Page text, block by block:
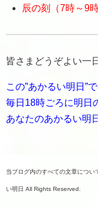
辰の刻（7時～9時
皆さまどうぞよい一
この”あかるい明日”
毎日18時ごろに明日
あなたのあかるい明
当ブログ内のすべての文章につ
い明日 All Rights Reserved.